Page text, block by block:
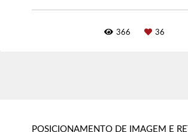
366 36
POSICIONAMENTO DE IMAGEM E